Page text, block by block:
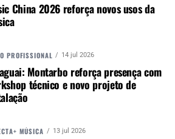
seu corpo no estilo
um som completo e
China 2026 reforça novos usos da
PROFISSIONAL 14 jul 2026
Montarbo reforça presença com
técnico e novo projeto de
MÚSICA 13 jul 2026